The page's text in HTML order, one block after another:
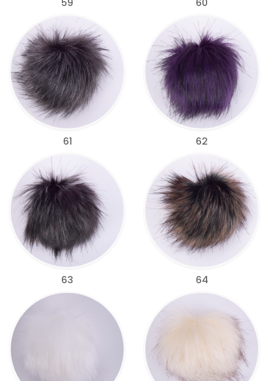
61 62
63 64